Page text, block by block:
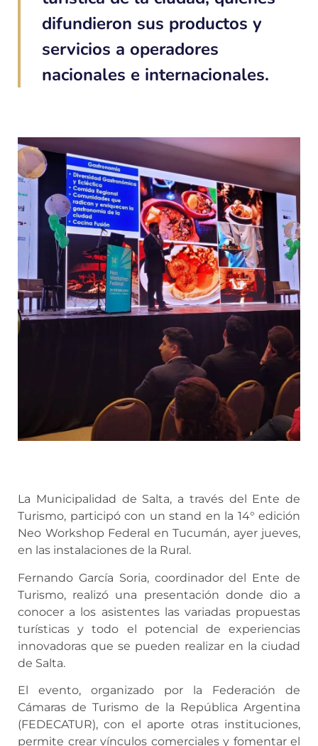
difundieron sus productos y
servicios a operadores
nacionales e internacionales.
La Municipalidad de Salta, a través del Ente de
Turismo, participó con un stand en la 14° edición
Neo Workshop Federal en Tucumán, ayer jueves,
en las instalaciones de la Rural.
Fernando García Soria, coordinador del Ente de
Turismo, realizó una presentación donde dio a
conocer a los asistentes las variadas propuestas
turísticas y todo el potencial de experiencias
innovadoras que se pueden realizar en la ciudad
de Salta.
El evento, organizado por la Federación de
Cámaras de Turismo de la República Argentina
(FEDECATUR), con el aporte otras instituciones,
permite crear vínculos comerciales y fomentar el